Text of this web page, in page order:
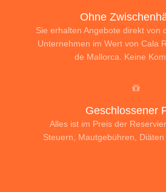
Ohne
Sie erhalten Angebote direkt von
Unternehmen im Wert von Cala
de Mallorca. Keine
Geschlossener
Alles ist im Preis der
Steuern, Mautgebühren, Diäten